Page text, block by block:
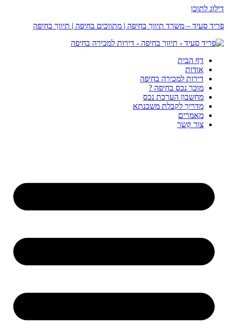
דילוג לתוכן
פריד סעיד – משרד תיווך בחיפה | מתווכים בחיפה | תיווך בחיפה
דף הבית
אודות
דירות למכירה בחיפה
מוכר נכס בחיפה ?
מחשבון הערכת נכס
מדריך לקבלת משכנתא
מאמרים
צור קשר